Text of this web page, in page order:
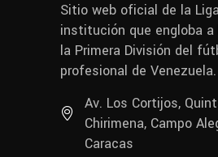
Sitio web oficial de la
institución que engloba
la Primera División del
profesional de Venezuela.
Av. Los Cortijos,
Chirimena, Campo
Caracas